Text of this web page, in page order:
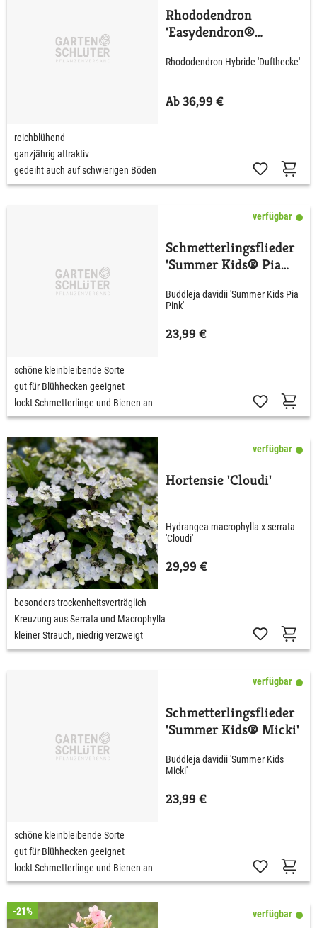
Rhododendron
'Easydendron®
50 cm
Rhododendron Hybride 'Dufthecke'
Ab 36,99 €
reichblühend
ganzjährig attraktiv
gedeiht auch auf schwierigen Böden
verfügbar
Schmetterlingsflieder
'Summer Kids® Pia
Buddleja davidii 'Summer Kids Pia
Pink'
23,99 €
schöne kleinbleibende Sorte
gut für Blühhecken geeignet
lockt Schmetterlinge und Bienen an
verfügbar
Hortensie 'Cloudi'
Hydrangea macrophylla x serrata
'Cloudi'
29,99 €
besonders trockenheitsverträglich
Kreuzung aus Serrata und Macrophylla
kleiner Strauch, niedrig verzweigt
verfügbar
Schmetterlingsflieder
'Summer Kids® Micki'
Buddleja davidii 'Summer Kids
Micki'
23,99 €
schöne kleinbleibende Sorte
gut für Blühhecken geeignet
lockt Schmetterlinge und Bienen an
-21% verfügbar